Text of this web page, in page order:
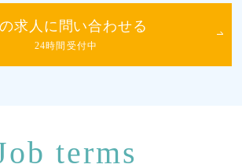
求人に問い合わせる
24時間受付中